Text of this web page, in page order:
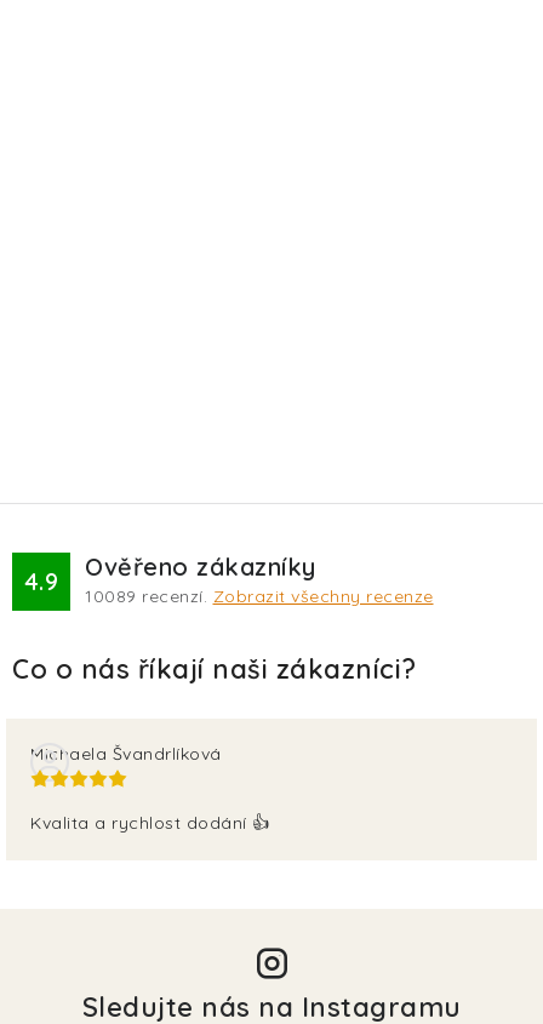
4.9 Ověřeno zákazníky
10089 recenzí. Zobrazit všechny recenze
Michaela Švandrlíková
Kvalita a rychlost dodání 👍
Sledujte nás na Instagramu